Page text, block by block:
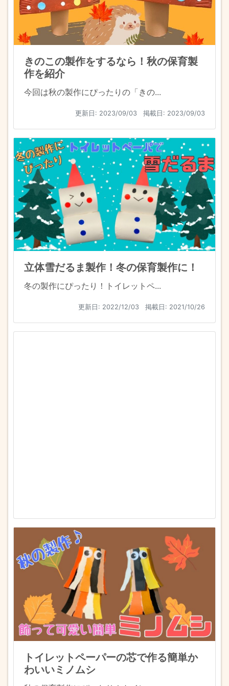
きのこの製作をするなら！秋の保育製
作を紹介
今回は秋の製作にぴったりの「きの...
更新日: 2023/09/03 掲載日: 2023/09/03
立体雪だるま製作！冬の保育製作に！
冬の製作にぴったり！トイレットペ...
更新日: 2022/12/03 掲載日: 2021/10/26
トイレットペーパーの芯で作る簡単か
わいいミノムシ